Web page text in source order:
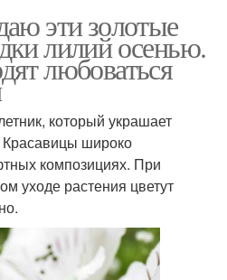
эти золотые
лилий осенью.
любоваться
который украшает
Красавицы широко
композициях. При
уходе растения цветут